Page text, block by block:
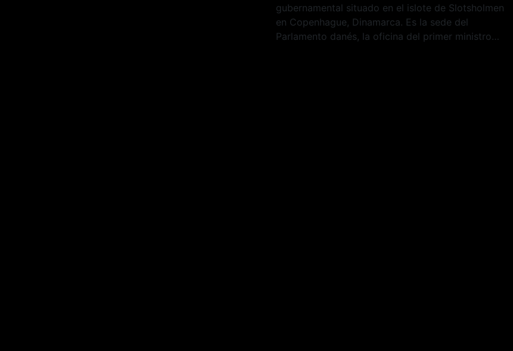
gubernamental situado en el islote de Slotsholmen
en Copenhague, Dinamarca. Es la sede del
Parlamento danés, la oficina del primer ministro…